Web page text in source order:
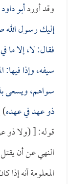
وقد أوردأبو داود
إليك رسول الله
فقال: لا، إلا
سيفه، وإذا
سواهم، ويسعى
ذو عهد في عهده
قوله: [ (ولا ذو
النهي عن أن
المعلومة أنه إذا